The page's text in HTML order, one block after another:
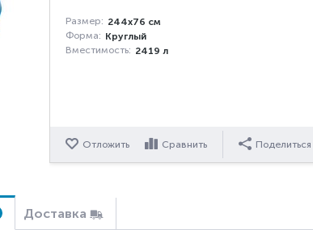
Размер: 244x76 см
Форма: Круглый
Вместимость: 2419 л
Отложить Сравнить Поделиться
Доставка